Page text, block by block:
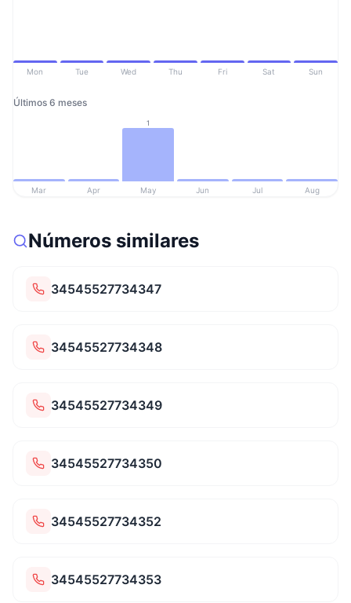
Mon Tue Wed Thu Fri Sat Sun
Últimos 6 meses
1
Mar Apr May Jun Jul Aug
Números similares
34545527734347
34545527734348
34545527734349
34545527734350
34545527734352
34545527734353